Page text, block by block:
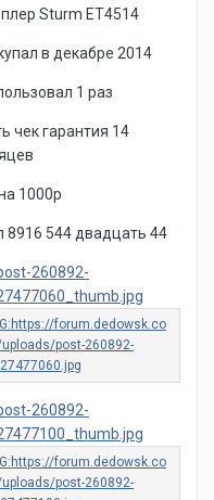
Sturm ET4514
в декабре 2014
1 раз
чек гарантия 14
1000р
8916 544 двадцать 44